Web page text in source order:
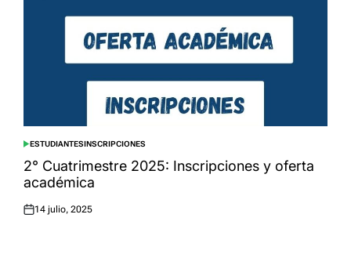
POSTED
IN
ESTUDIANTESINSCRIPCIONES
2° Cuatrimestre 2025: Inscripciones y oferta
académica
Posted
14 julio, 2025